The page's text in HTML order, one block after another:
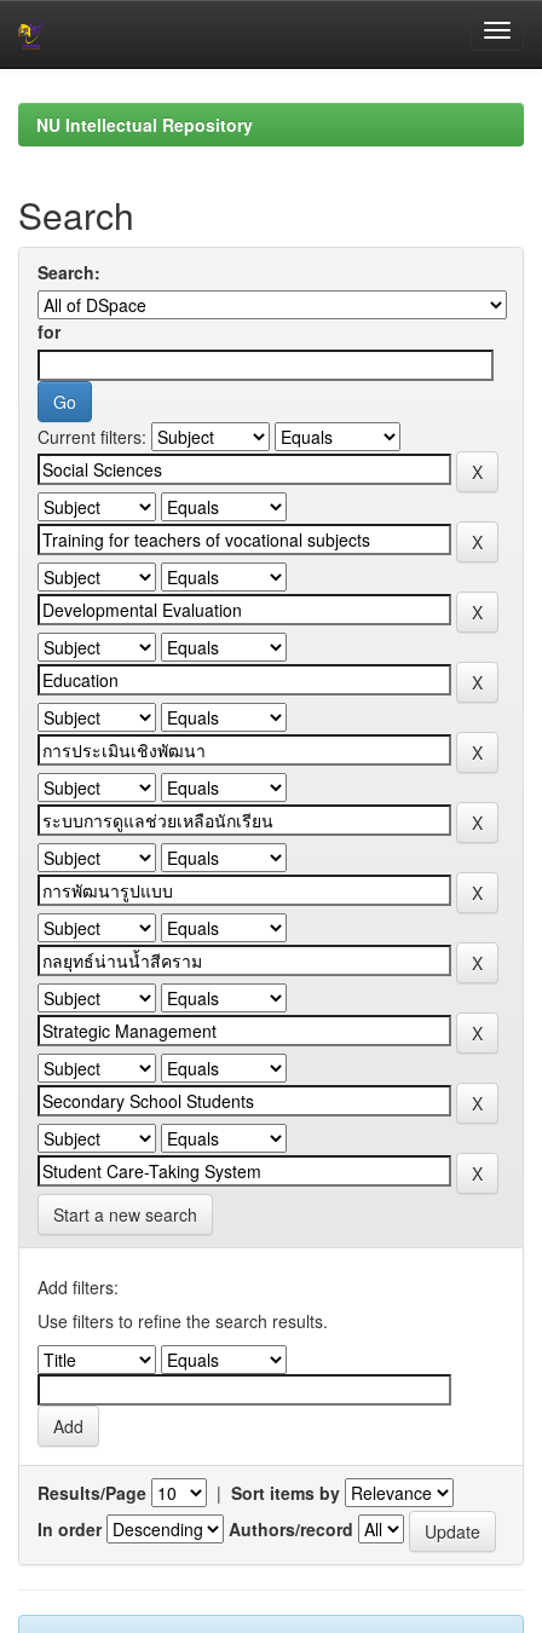
navigationNU Intellectual Repository
Search
Search:
for
Current filters:
Start a new search
Add filters:
Use filters to refine the search results.
Results/Page | Sort items by
In order
Authors/record